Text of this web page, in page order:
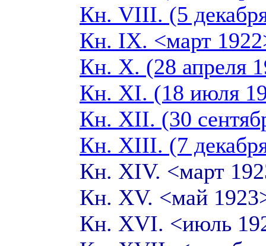
Кн. VIII. (5
Кн. IX. <март
Кн. X. (28 апреля
Кн. XI. (18 июля
Кн. XII. (30
Кн. XIII. (7
Кн. XIV. <март
Кн. XV. <май
Кн. XVI. <июль